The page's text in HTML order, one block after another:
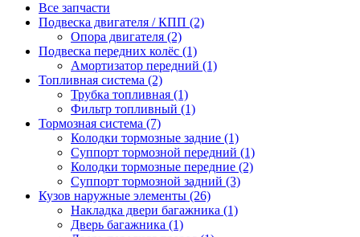
Все запчасти
Подвеска двигателя / КПП (2)
Опора двигателя (2)
Подвеска передних колёс (1)
Амортизатор передний (1)
Топливная система (2)
Трубка топливная (1)
Фильтр топливный (1)
Тормозная система (7)
Колодки тормозные задние (1)
Суппорт тормозной передний (1)
Колодки тормозные передние (2)
Суппорт тормозной задний (3)
Кузов наружные элементы (26)
Накладка двери багажника (1)
Дверь багажника (1)